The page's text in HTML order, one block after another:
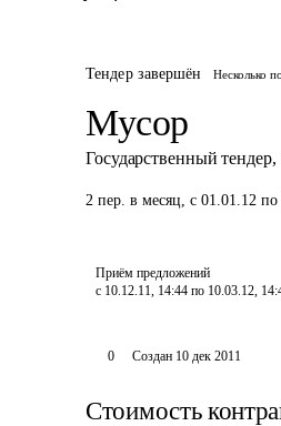
Тендер завершён Несколько
Мусор
Государственный тендер,
2 пер. в месяц, с 01.01.12
Приём предложений
с 10.12.11, 14:44 по 10.03.12,
0 Создан 10 дек 2011
Стоимость